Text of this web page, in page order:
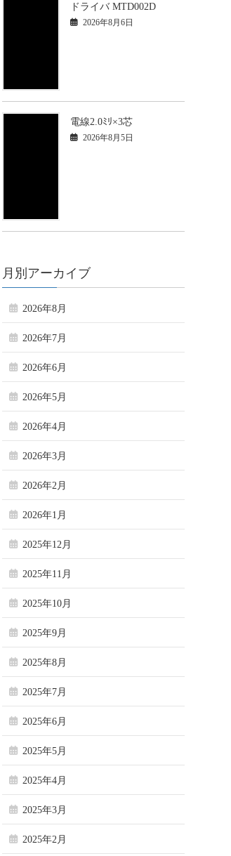
ドライバ MTD002D
2026年8月6日
電線2.0ﾐﾘ×3芯
2026年8月5日
月別アーカイブ
2026年8月
2026年7月
2026年6月
2026年5月
2026年4月
2026年3月
2026年2月
2026年1月
2025年12月
2025年11月
2025年10月
2025年9月
2025年8月
2025年7月
2025年6月
2025年5月
2025年4月
2025年3月
2025年2月